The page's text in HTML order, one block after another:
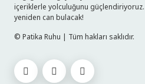
içeriklerle yolculuğunu güçlendiriyoruz.
yeniden can bulacak!
© Patika Ruhu | Tüm hakları saklıdır.